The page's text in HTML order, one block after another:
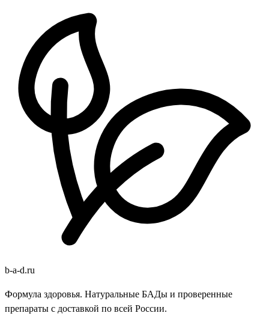
b-a-d.ru
Формула здоровья. Натуральные БАДы и проверенные
препараты с доставкой по всей России.